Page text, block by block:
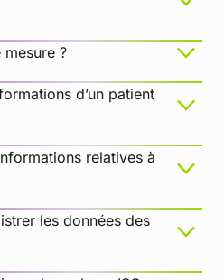
?
d’un patient
relatives à
les données des